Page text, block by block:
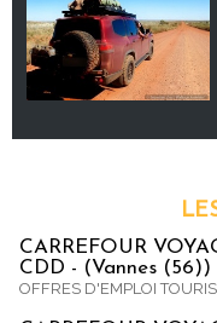
CARREFOUR
CDD - (Vannes (56))
OFFRES D'EMPLOI